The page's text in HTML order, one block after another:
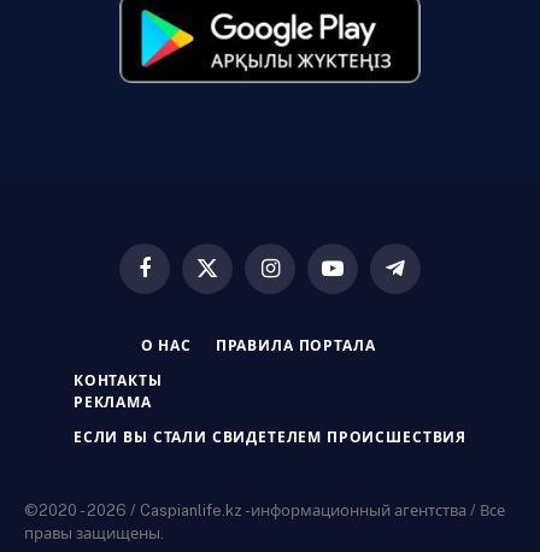
Facebook
X
InstagramYouTubeTelegram
О НАС ПРАВИЛА ПОРТАЛА
КОНТАКТЫ
РЕКЛАМА
ЕСЛИ ВЫ СТАЛИ СВИДЕТЕЛЕМ ПРОИСШЕСТВИЯ
©2020 - 2026 / Caspianlife.kz -информационный агентства / Все
правы защищены.